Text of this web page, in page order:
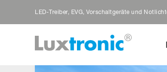
LED-Treiber, EVG, Vorschaltgeräte und